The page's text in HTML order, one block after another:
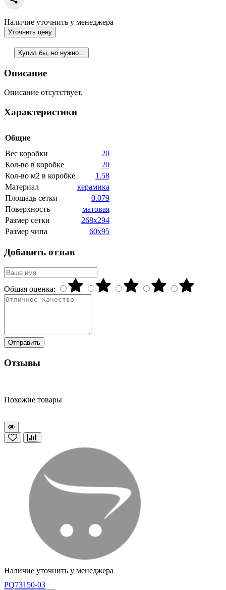
Наличие уточнить у менеджера
Уточнить цену
Купил бы, но нужно...
Описание
Описание отсутствует.
Характеристики
Общие
Вес коробки
20
Кол-во в коробке
20
Кол-во м2 в коробке
1.58
Материал
керамика
Площадь сетки
0.079
Поверхность
матовая
Размер сетки
268x294
Размер чипа
60x95
Добавить отзыв
Общая оценка:
Отправить
Отзывы
Похожие товары
Наличие уточнить у менеджера
PQ73150-03